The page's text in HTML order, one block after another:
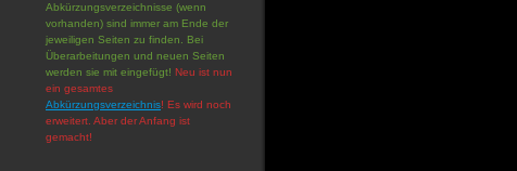
Abkürzungsverzeichnisse (wenn
vorhanden) sind immer am Ende der
jeweiligen Seiten zu finden. Bei
Überarbeitungen und neuen Seiten
werden sie mit eingefügt! Neu ist nun
ein gesamtes
Abkürzungsverzeichnis! Es wird noch
erweitert. Aber der Anfang ist
gemacht!